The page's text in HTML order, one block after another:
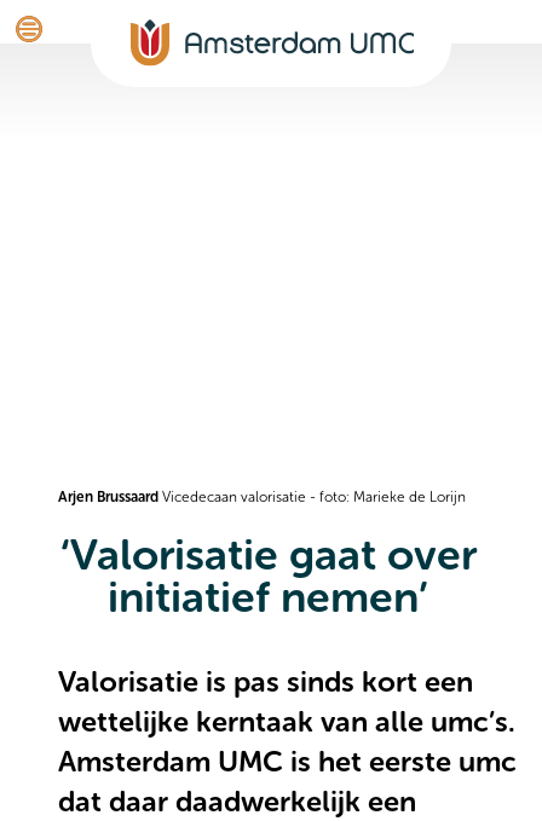
‘Valorisatie gaat over
initiatief nemen’
Valorisatie is pas sinds kort een
wettelijke kerntaak van alle umc’s.
Amsterdam UMC is het eerste umc
dat daar daadwerkelijk een
Arjen Brussaard Vicedecaan valorisatie - foto: Marieke de Lorijn